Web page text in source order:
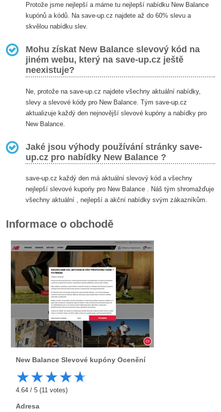
Protože jsme nejlepší a máme tu nejlepší nabídku New Balance
kupónů a kódů. Na save-up.cz najdete až do 60% slevu a
skvělou nabídku slev.
Mohu získat New Balance slevový kód na
jiném webu, který na save-up.cz ještě
neexistuje?
Ne, protože na save-up.cz najdete všechny aktuální nabídky,
slevy a slevové kódy pro New Balance. Tým save-up.cz
aktualizuje každý den nejnovější slevové kupóny a nabídky pro
New Balance.
Jaké jsou výhody používání stránky save-
up.cz pro nabídky New Balance ?
save-up.cz každý den má aktuální slevový kód a všechny
nejlepší slevové kupońy pro New Balance . Náš tým shromažďuje
všechny aktuální , nejlepší a akční nabídky svým zákazníkům.
Informace o obchodě
New Balance Slevové kupóny Ocenění
★★★★★
4.64/5 (11 votes)
Adresa